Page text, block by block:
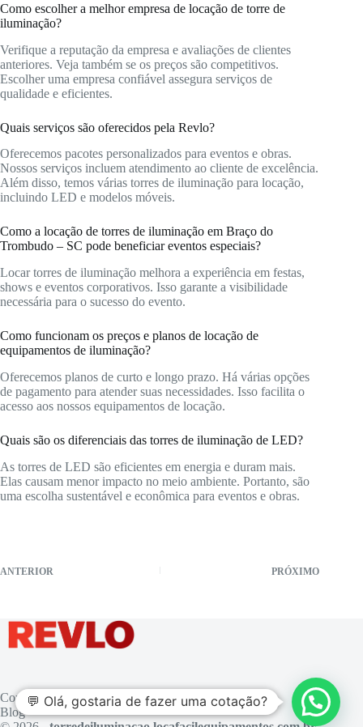
Como escolher a melhor empresa de locação de torre de
iluminação?
Verifique a reputação da empresa e avaliações de clientes
anteriores. Veja também se os preços são competitivos.
Escolher uma empresa confiável assegura serviços de
qualidade e eficientes.
Quais serviços são oferecidos pela Revlo?
Oferecemos pacotes personalizados para eventos e obras.
Nossos serviços incluem atendimento ao cliente de excelência.
Além disso, temos várias torres de iluminação para locação,
incluindo LED e modelos móveis.
Como a locação de torres de iluminação em Braço do
Trombudo – SC pode beneficiar eventos especiais?
Locar torres de iluminação melhora a experiência em festas,
shows e eventos corporativos. Isso garante a visibilidade
necessária para o sucesso do evento.
Como funcionam os preços e planos de locação de
equipamentos de iluminação?
Oferecemos planos de curto e longo prazo. Há várias opções
de pagamento para atender suas necessidades. Isso facilita o
acesso aos nossos equipamentos de locação.
Quais são os diferenciais das torres de iluminação de LED?
As torres de LED são eficientes em energia e duram mais.
Elas causam menor impacto no meio ambiente. Portanto, são
uma escolha sustentável e econômica para eventos e obras.
ANTERIOR PRÓXIMO
Contato
Blog
💬 Olá, gostaria de fazer uma cotação?